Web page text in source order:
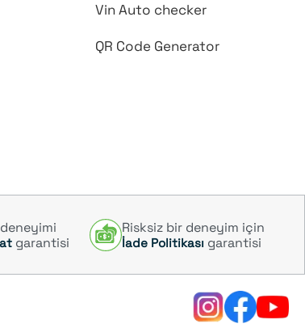
Vin Auto checker
QR Code Generator
garantisi
Risksiz bir deneyim için
İade Politikası garantisi